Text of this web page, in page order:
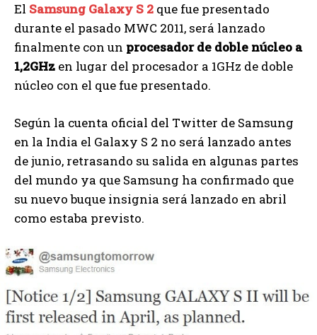
El Samsung Galaxy S 2 que fue presentado
durante el pasado MWC 2011, será lanzado
finalmente con un procesador de doble núcleo a
1,2GHz en lugar del procesador a 1GHz de doble
núcleo con el que fue presentado.
Según la cuenta oficial del Twitter de Samsung
en la India el Galaxy S 2 no será lanzado antes
de junio, retrasando su salida en algunas partes
del mundo ya que Samsung ha confirmado que
su nuevo buque insignia será lanzado en abril
como estaba previsto.